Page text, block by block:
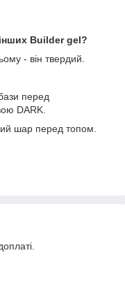
Builder gel?
- він твердий.
перед
DARK.
шар перед топом.